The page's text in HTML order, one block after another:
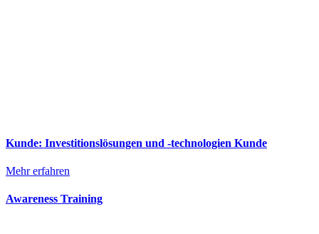
Kunde: Investitionslösungen und -technologien Kunde
Mehr erfahren
Awareness Training